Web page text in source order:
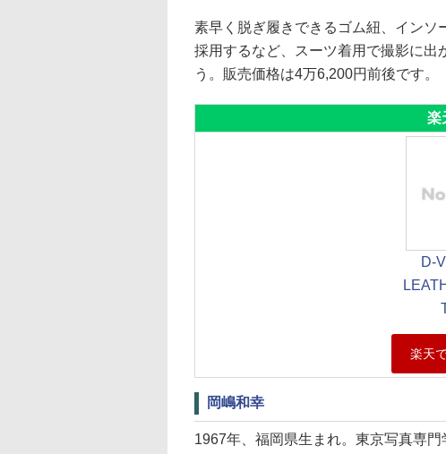
素早く脱ぎ履きできるゴム紐、インソ
採用するなど、スーツ着用で撮影に出
う。販売価格は4万6,200円前後です。
楽
D-
岡嶋和幸
1967年、福岡県生まれ。東京写真専